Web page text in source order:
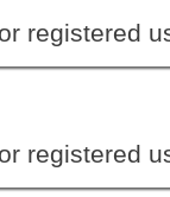
registered
registered